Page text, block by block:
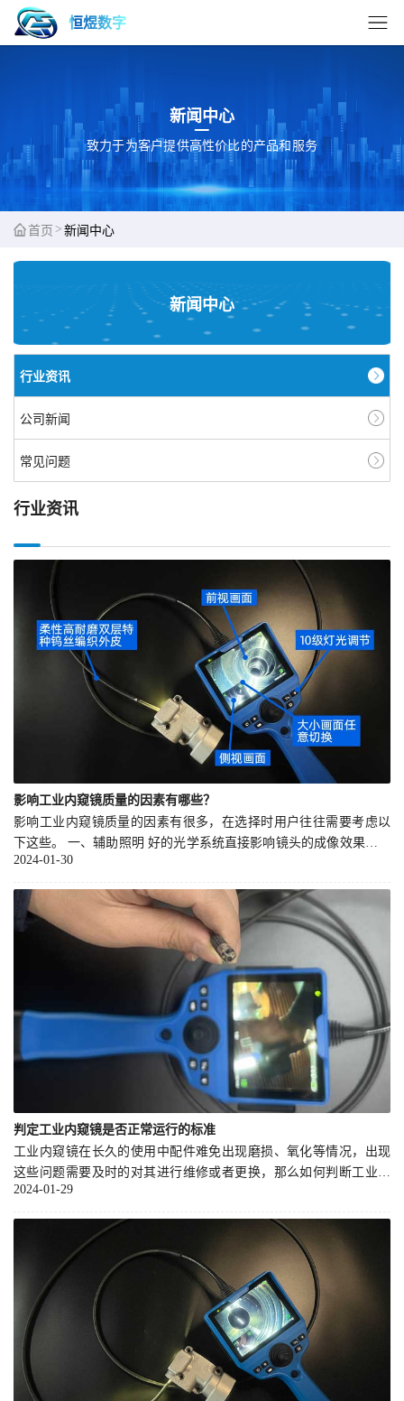
恒煜数字
新闻中心
致力于为客户提供高性价比的产品和服务
首页 > 新闻中心
新闻中心
行业资讯
公司新闻
常见问题
行业资讯
影响工业内窥镜质量的因素有哪些？
影响工业内窥镜质量的因素有很多，在选择时用户往往需要考虑以
下这些。 一、辅助照明 好的光学系统直接影响镜头的成像效果，优
质的光学系统应具备清晰度高、畸变小、色彩真实等特点，能够提
2024-01-30
判定工业内窥镜是否正常运行的标准
工业内窥镜在长久的使用中配件难免出现磨损、氧化等情况，出现
这些问题需要及时的对其进行维修或者更换，那么如何判断工业内
窥镜是否有出现问题，非正常运行时一般出现哪些状况？
2024-01-29